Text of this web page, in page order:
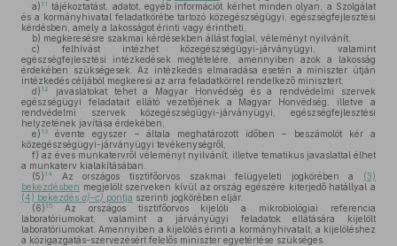
a) 11 tájékoztatást, adatot, egyéb információt kérhet minden olyan, a Szolgálat
és a kormányhivatal feladatkörébe tartozó közegészségügyi, egészségfejlesztési
kérdésben, amely a lakosságot érinti vagy érintheti,
b) megkeresésre szakmai kérdésekben állást foglal, véleményt nyilvánít,
c) felhívást intézhet közegészségügyi-járványügyi, valamint
egészségfejlesztési intézkedések megtételére, amennyiben azok a lakosság
érdekében szükségesek. Az intézkedés elmaradása esetén a miniszter útján
intézkedés céljából megkeresi az arra feladatkörrel rendelkező minisztert,
d) 12
javaslatokat tehet a Magyar Honvédség és a rendvédelmi szervek
egészségügyi feladatait ellátó vezetőjének a Magyar Honvédség, illetve a
rendvédelmi szervek közegészségügyi-járványügyi, egészségfejlesztési
helyzetének javítása érdekében,
e) 13
évente egyszer – általa meghatározott időben – beszámolót kér a
közegészségügyi-járványügyi tevékenységről,
f) az éves munkatervről véleményt nyilvánít, illetve tematikus javaslattal élhet
a munkaterv kialakításában.
(5) 14 Az országos tisztifőorvos szakmai felügyeleti jogkörében a (3)
bekezdésben megjelölt szerveken kívül az ország egészére kiterjedő hatállyal a
(4) bekezdés a)–c) pontja szerinti jogkörében eljár.
(6) 15
Az országos tisztifőorvos kijelöli a mikrobiológiai referencia
laboratóriumokat, valamint a járványügyi feladatok ellátására kijelölt
laboratóriumokat. Amennyiben a kijelölés érinti a kormányhivatalt, a kijelöléshez
a közigazgatás-szervezésért felelős miniszter egyetértése szükséges.